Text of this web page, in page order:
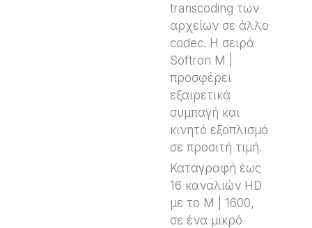
transcoding των
αρχείων σε άλλο
codec. Η σειρά
Softron M |
προσφέρει
εξαιρετικά
συμπαγή και
κινητό εξοπλισμό
σε προσιτή τιμή.
Καταγραφή έως
16 καναλιών HD
με το M | 1600,
σε ένα μικρό